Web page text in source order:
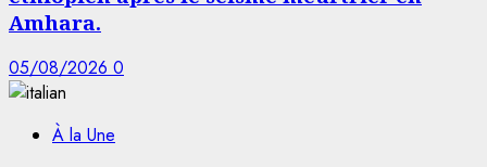
Amhara.
05/08/2026 0
À la Une